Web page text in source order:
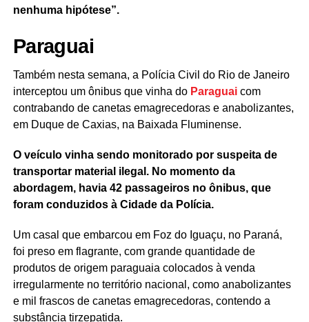
nenhuma hipótese”.
Paraguai
Também nesta semana, a Polícia Civil do Rio de Janeiro
interceptou um ônibus que vinha do Paraguai com
contrabando de canetas emagrecedoras e anabolizantes,
em Duque de Caxias, na Baixada Fluminense.
O veículo vinha sendo monitorado por suspeita de
transportar material ilegal. No momento da
abordagem, havia 42 passageiros no ônibus, que
foram conduzidos à Cidade da Polícia.
Um casal que embarcou em Foz do Iguaçu, no Paraná,
foi preso em flagrante, com grande quantidade de
produtos de origem paraguaia colocados à venda
irregularmente no território nacional, como anabolizantes
e mil frascos de canetas emagrecedoras, contendo a
substância tirzepatida.